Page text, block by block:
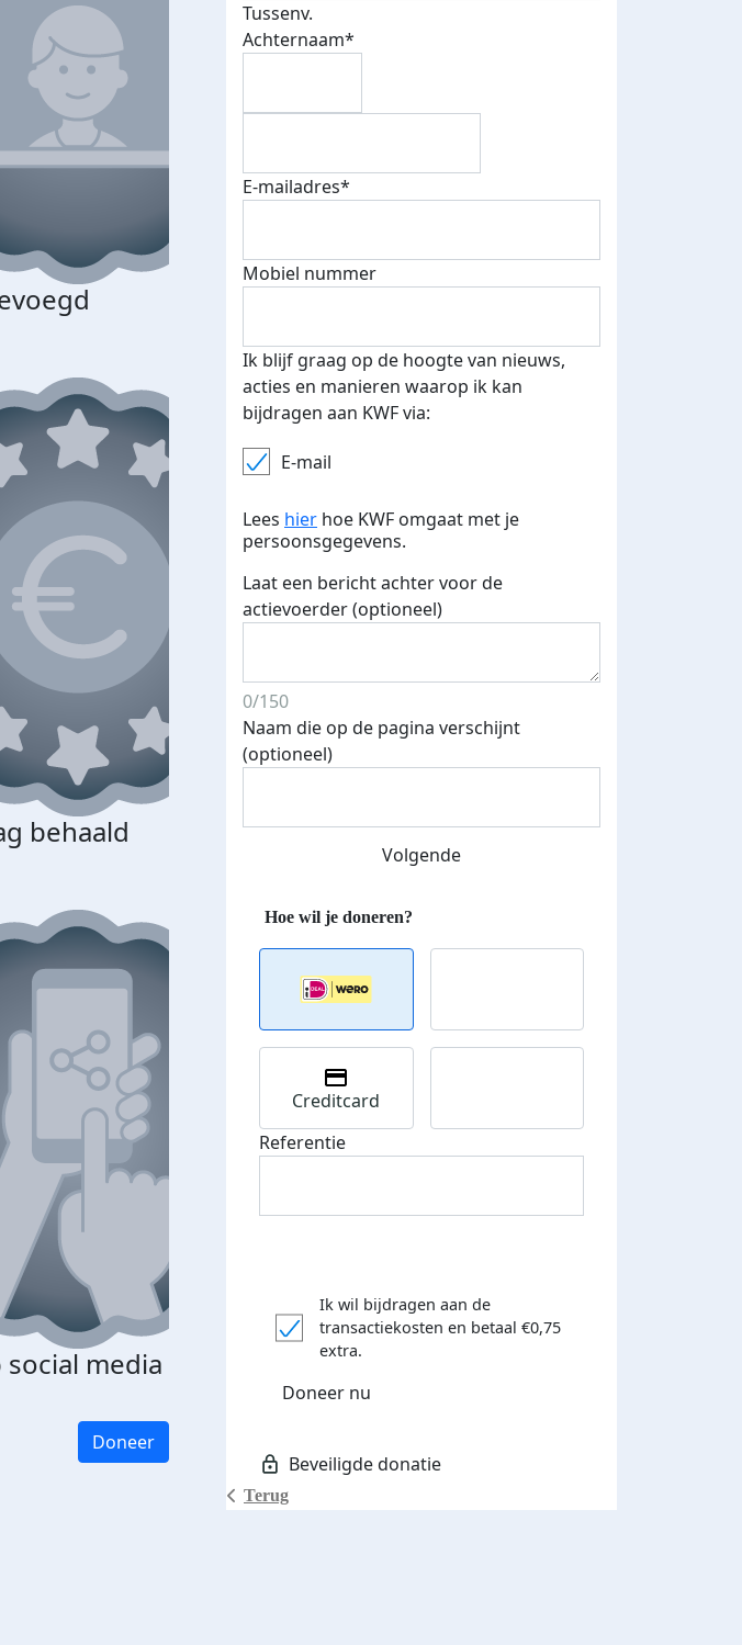
E-mails verstuurd
behaald Streefbedrag verhoogd
media Donateurs bedankt
€500 euro opgehaald: t-shirt
Doneer
Tussenv.
Achternaam*
E-mailadres*
Mobiel nummer
Ik blijf graag op de hoogte van nieuws,
acties en manieren waarop ik kan
bijdragen aan KWF via:
E-mail
Lees hier hoe KWF omgaat met je
persoonsgegevens.
Laat een bericht achter voor de
actievoerder (optioneel)
0/150
Naam die op de pagina verschijnt
(optioneel)
Volgende
Terug
Creditcard
Referentie
Ik wil bijdragen aan de
transactiekosten en betaal €0,75
extra.
Doneer nu